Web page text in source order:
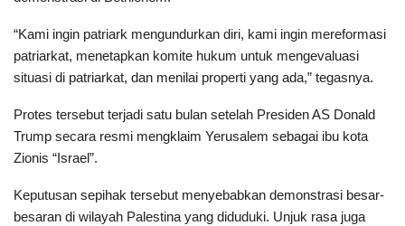
“Kami ingin patriark mengundurkan diri, kami ingin mereformasi
patriarkat, menetapkan komite hukum untuk mengevaluasi
situasi di patriarkat, dan menilai properti yang ada,” tegasnya.
Protes tersebut terjadi satu bulan setelah Presiden AS Donald
Trump secara resmi mengklaim Yerusalem sebagai ibu kota
Zionis “Israel”.
Keputusan sepihak tersebut menyebabkan demonstrasi besar-
besaran di wilayah Palestina yang diduduki. Unjuk rasa juga